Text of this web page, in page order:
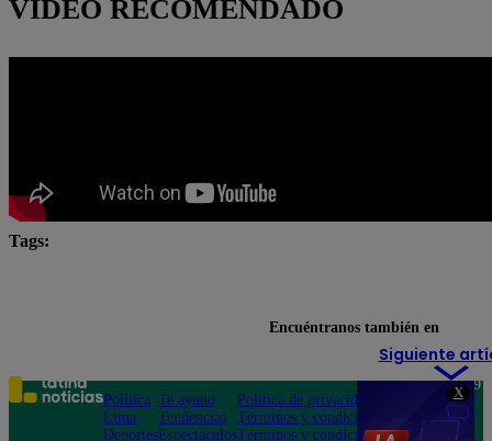
X
VIDEO RECOMENDADO
Tags:
Siguiente
Encuéntranos también en
Política
Lima
Deportes
Te ayudo
Tendencias
Espectáculos
Política de privacidad
Términos y condiciones
Términos y condiciones
Teléfono: 219
Av. San
Felipe 968